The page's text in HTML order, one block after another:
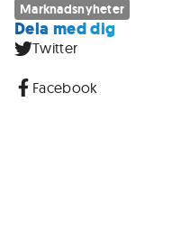
Marknadsnyheter
Dela med dig
Twitter
Facebook